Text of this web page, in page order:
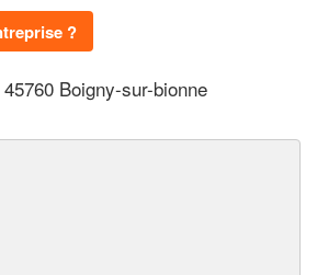
?
Boigny-sur-bionne